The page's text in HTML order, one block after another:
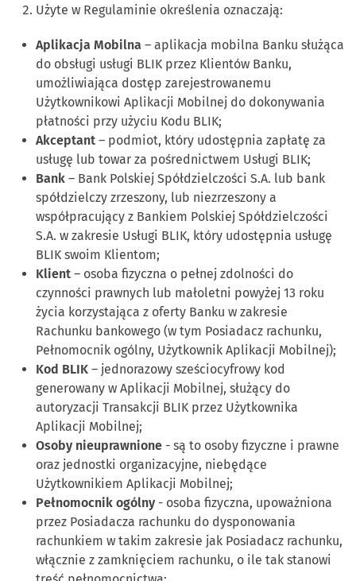
Użyte w Regulaminie określenia oznaczają:
Aplikacja Mobilna – aplikacja mobilna Banku służąca
do obsługi usługi BLIK przez Klientów Banku,
umożliwiająca dostęp zarejestrowanemu
Użytkownikowi Aplikacji Mobilnej do dokonywania
płatności przy użyciu Kodu BLIK;
Akceptant – podmiot, który udostępnia zapłatę za
usługę lub towar za pośrednictwem Usługi BLIK;
Bank – Bank Polskiej Spółdzielczości S.A. lub bank
spółdzielczy zrzeszony, lub niezrzeszony a
współpracujący z Bankiem Polskiej Spółdzielczości
S.A. w zakresie Usługi BLIK, który udostępnia usługę
BLIK swoim Klientom;
Klient – osoba fizyczna o pełnej zdolności do
czynności prawnych lub małoletni powyżej 13 roku
życia korzystająca z oferty Banku w zakresie
Rachunku bankowego (w tym Posiadacz rachunku,
Pełnomocnik ogólny, Użytkownik Aplikacji Mobilnej);
Kod BLIK – jednorazowy sześciocyfrowy kod
generowany w Aplikacji Mobilnej, służący do
autoryzacji Transakcji BLIK przez Użytkownika
Aplikacji Mobilnej;
Osoby nieuprawnione - są to osoby fizyczne i prawne
oraz jednostki organizacyjne, niebędące
Użytkownikiem Aplikacji Mobilnej;
Pełnomocnik ogólny - osoba fizyczna, upoważniona
przez Posiadacza rachunku do dysponowania
rachunkiem w takim zakresie jak Posiadacz rachunku,
włącznie z zamknięciem rachunku, o ile tak stanowi